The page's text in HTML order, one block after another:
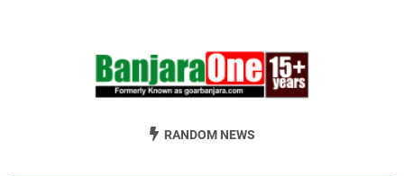
Welcome To
RANDOM NEWS